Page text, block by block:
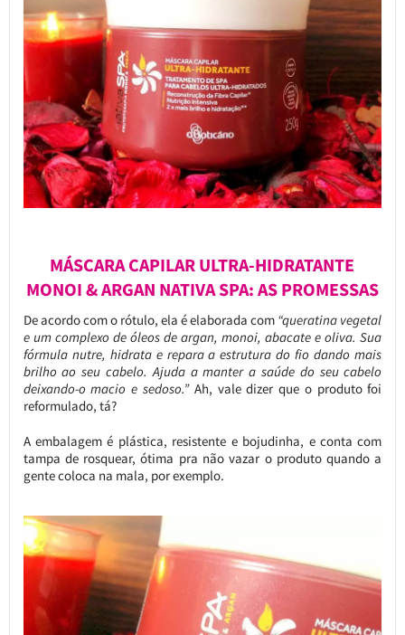
MÁSCARA CAPILAR ULTRA-HIDRATANTE
MONOI & ARGAN NATIVA SPA: AS PROMESSAS
De acordo com o rótulo, ela é elaborada com “queratina vegetal
e um complexo de óleos de argan, monoi, abacate e oliva. Sua
fórmula nutre, hidrata e repara a estrutura do fio dando mais
brilho ao seu cabelo. Ajuda a manter a saúde do seu cabelo
deixando-o macio e sedoso.” Ah, vale dizer que o produto foi
reformulado, tá?
A embalagem é plástica, resistente e bojudinha, e conta com
tampa de rosquear, ótima pra não vazar o produto quando a
gente coloca na mala, por exemplo.